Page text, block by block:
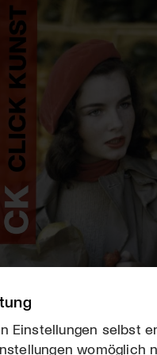
Einstellungen selbst
womöglich